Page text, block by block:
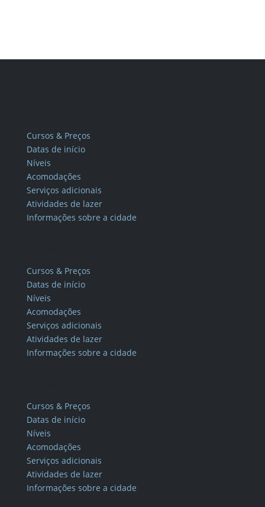
Cursos & Preços
Datas de início
Níveis
Acomodações
Serviços adicionais
Atividades de lazer
Informações sobre a cidade
Cursos & Preços
Datas de início
Níveis
Acomodações
Serviços adicionais
Atividades de lazer
Informações sobre a cidade
Cursos & Preços
Datas de início
Níveis
Acomodações
Serviços adicionais
Atividades de lazer
Informações sobre a cidade